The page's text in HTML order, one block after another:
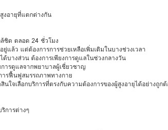
งอายุที่แตกต่างกัน
ชิด ตลอด 24 ชั่วโมง
ล้ว แต่ต้องการการช่วยเหลือเพิ่มเติมในบางช่วงเวลา
บางส่วน ต้องการเพียงการดูแลในช่วงกลางวัน
ารดูแลจากพยาบาลผู้เชี่ยวชาญ
รฟื้นฟูสมรรถภาพทางกาย
จเลือกบริการที่ตรงกับความต้องการของผู้สูงอายุได้อย่างถูกต้
การต่างๆ